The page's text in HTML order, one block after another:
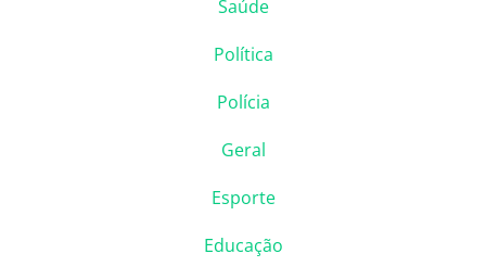
Saúde
Política
Polícia
Geral
Esporte
Educação